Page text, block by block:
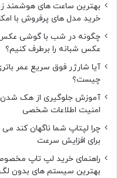
و
ی
ر
ی
س
خرید مدل های پرفروش با
چگونه در شب با گوشی عکس
عکس شبانه را برطرف کنیم؟
آیا شارژر فوق سریع عمر
چیست؟
امنیت اطلاعات شخصی
برای افزایش سرعت
بهترین سیستم های بدون لگ